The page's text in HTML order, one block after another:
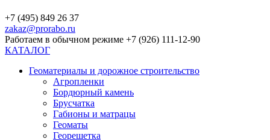
+7 (495) 849 26 37
zakaz@prorabo.ru
Работаем в обычном режиме +7 (926) 111-12-90
КАТАЛОГ
Геоматериалы и дорожное строительство
Агропленки
Бордюрный камень
Брусчатка
Габионы и матрацы
Геоматы
Георешетка